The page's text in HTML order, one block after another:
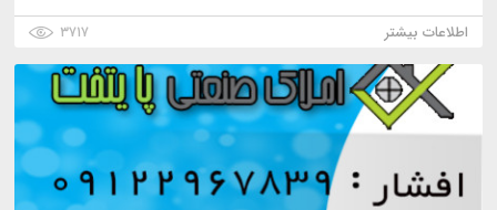
اطلاعات بیشتر
۳۷۱۷